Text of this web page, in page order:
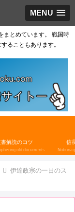
MENU
まとめています。 戦国時
ることもあります。
解読のコツ
old documents
信
伊達政宗の一日のス